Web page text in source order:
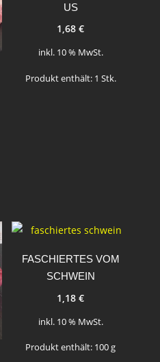
US
1,68€
inkl. 10 % MwSt.
Produkt enthält: 1 Stk.
FASCHIERTES VOM
SCHWEIN
1,18€
inkl. 10 % MwSt.
Produkt enthält: 100g